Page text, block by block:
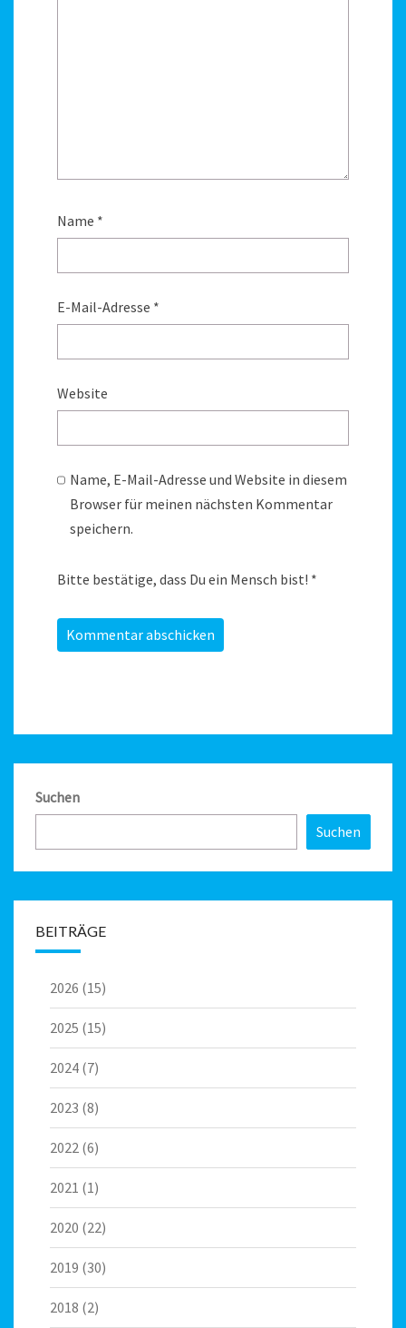
Name *
E-Mail-Adresse *
Website
Name, E-Mail-Adresse und Website in diesem
Browser für meinen nächsten Kommentar
speichern.
Bitte bestätige, dass Du ein Mensch bist! *
Suchen
Suchen
BEITRÄGE
2026 (15)
2025 (15)
2024 (7)
2023 (8)
2022 (6)
2021 (1)
2020 (22)
2019 (30)
2018 (2)